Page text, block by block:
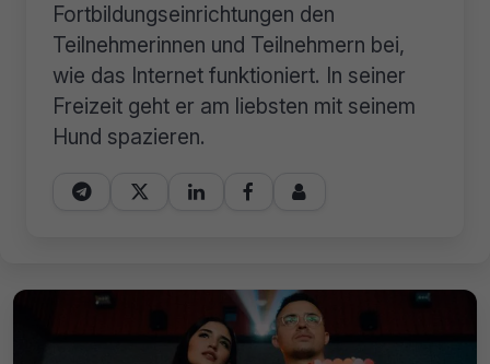
Fortbildungseinrichtungen den
Teilnehmerinnen und Teilnehmern bei,
wie das Internet funktioniert. In seiner
Freizeit geht er am liebsten mit seinem
Hund spazieren.
    